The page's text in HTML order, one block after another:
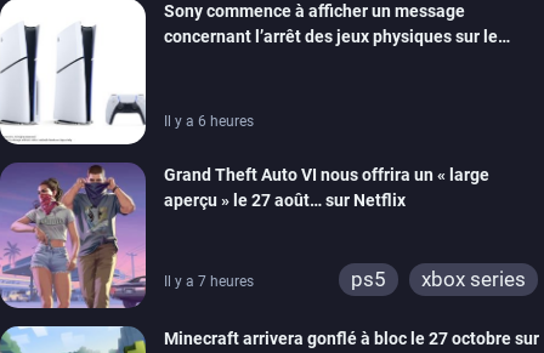
ps4
xbox one
switch 2
Sony commence à afficher un message
concernant l’arrêt des jeux physiques sur le
Il y a 6 heures
Grand Theft Auto VI nous offrira un « large
aperçu » le 27 août… sur Netflix
Il y a 7 heures ps5 xbox series
Minecraft arrivera gonflé à bloc le 27 octobre sur